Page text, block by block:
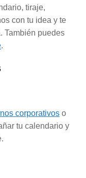
tiraje,
con tu idea y te
También puedes
.
corporativos o
tu calendario y